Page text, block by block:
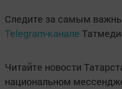
Следите за самым
Telegram-канале
Читайте новости
национальном